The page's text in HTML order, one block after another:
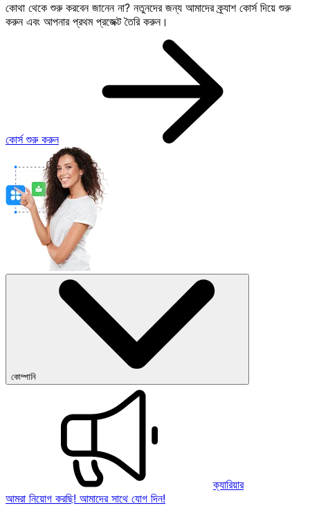
কোথা থেকে শুরু করবেন জানেন না? নতুনদের জন্য আমাদের ক্র্যাশ কোর্স দিয়ে শুরু
করুন এবং আপনার প্রথম প্রজেক্ট তৈরি করুন।
কোর্স শুরু করুন
কোম্পানি
ক্যারিয়ার
আমরা নিয়োগ করছি! আমাদের সাথে যোগ দিন!